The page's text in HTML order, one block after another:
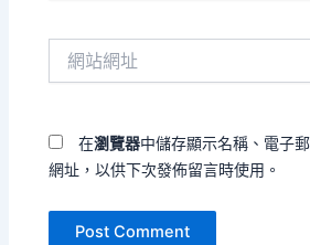
在瀏覽器中儲存顯示名稱、電子
網址，以供下次發佈留言時使用。